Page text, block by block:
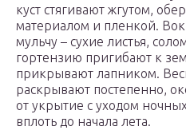
куст стягивают жгутом,
материалом и пленкой.
мульчу – сухие листья,
гортензию пригибают к
прикрывают лапником.
раскрывают постепенно,
от укрытие с уходом
вплоть до начала лета.